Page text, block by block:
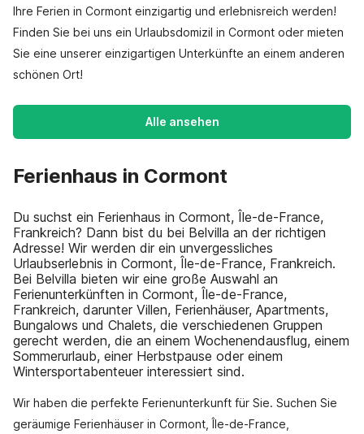
Ihre Ferien in Cormont einzigartig und erlebnisreich werden!
Finden Sie bei uns ein Urlaubsdomizil in Cormont oder mieten
Sie eine unserer einzigartigen Unterkünfte an einem anderen
schönen Ort!
Alle ansehen
Ferienhaus in Cormont
Du suchst ein Ferienhaus in Cormont, Île-de-France,
Frankreich? Dann bist du bei Belvilla an der richtigen
Adresse! Wir werden dir ein unvergessliches
Urlaubserlebnis in Cormont, Île-de-France, Frankreich.
Bei Belvilla bieten wir eine große Auswahl an
Ferienunterkünften in Cormont, Île-de-France,
Frankreich, darunter Villen, Ferienhäuser, Apartments,
Bungalows und Chalets, die verschiedenen Gruppen
gerecht werden, die an einem Wochenendausflug, einem
Sommerurlaub, einer Herbstpause oder einem
Wintersportabenteuer interessiert sind.
Wir haben die perfekte Ferienunterkunft für Sie. Suchen Sie
geräumige Ferienhäuser in Cormont, Île-de-France,